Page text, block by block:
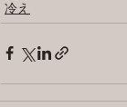
冷え